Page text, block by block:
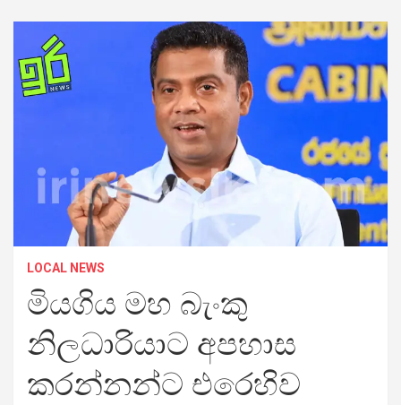
LOCAL NEWS
මියගිය මහ බැංකු
නිලධාරියාට අපහාස
කරන්නන්ට එරෙහිව